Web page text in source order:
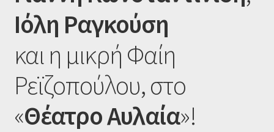
Ιόλη Ραγκούση
και η μικρή Φαίη
Ρεϊζοπούλου, στο
«Θέατρο Αυλαία»!